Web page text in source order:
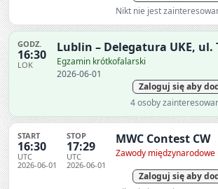
Nikt nie jest
GODZ.
16:30
LOK
Lublin – Delegatura UKE, ul.
Egzamin krótkofalarski
2026-06-01
Zaloguj się aby
4 osoby
START
16:30
UTC
2026-06-01
STOP
17:29
UTC
2026-06-01
MWC Contest CW
Zawody międzynarodowe
Zaloguj się aby